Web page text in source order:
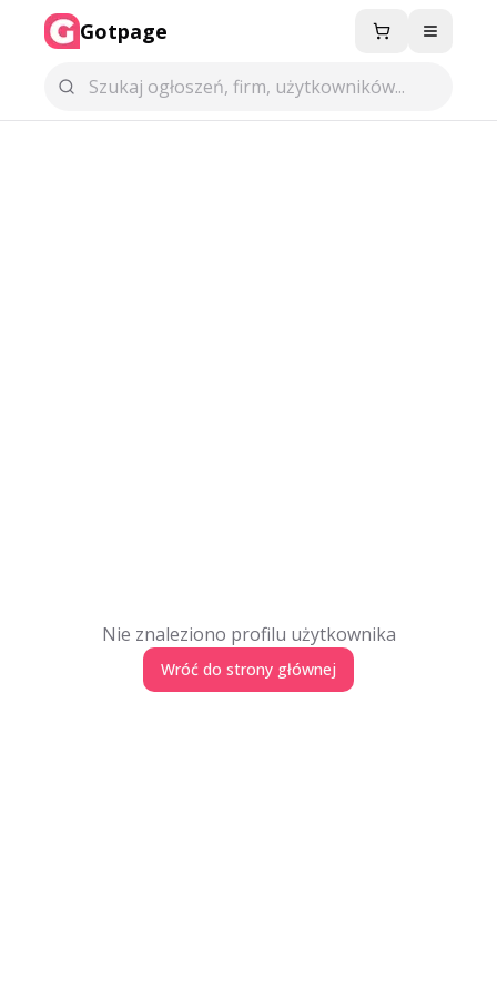
Gotpage Menu
Nie znaleziono profilu użytkownika
Wróć do strony głównej